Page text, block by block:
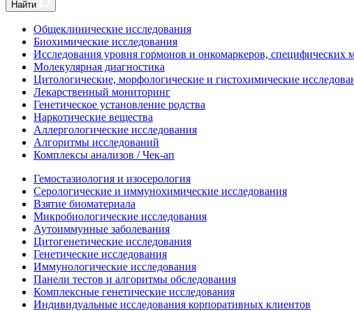
Найти
Общеклинические исследования
Биохимические исследования
Исследования уровня гормонов и онкомаркеров, специфических
Молекулярная диагностика
Цитологические, морфологические и гистохимические
Лекарственный мониторинг
Генетическое установление родства
Наркотические вещества
Аллергологические исследования
Алгоритмы исследований
Комплексы анализов / Чек-ап
Гемостазиология и изосерология
Серологические и иммунохимические исследования
Взятие биоматериала
Микробиологические исследования
Аутоиммунные заболевания
Цитогенетические исследования
Генетические исследования
Иммунологические исследования
Панели тестов и алгоритмы обследования
Комплексные генетические исследования
Индивидуальные исследования корпоративных клиентов